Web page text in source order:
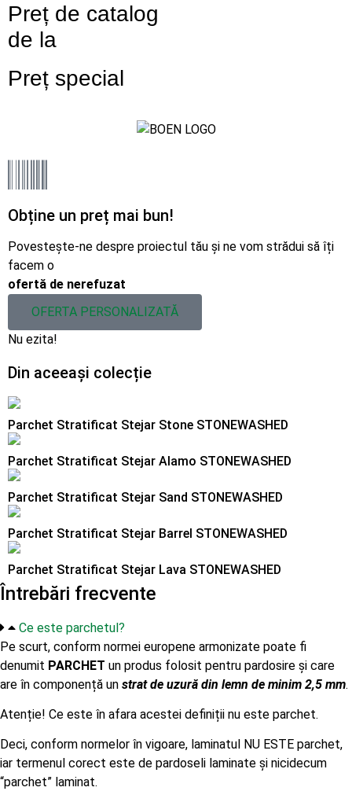
Preț de catalog
de la
Preț special
Obține un preț mai bun!
Povestește-ne despre proiectul tău și ne vom strădui să îți
facem o
ofertă de nerefuzat
OFERTA PERSONALIZATĂ
Nu ezita!
Din aceeași colecție
Parchet Stratificat Stejar Stone STONEWASHED
Parchet Stratificat Stejar Alamo STONEWASHED
Parchet Stratificat Stejar Sand STONEWASHED
Parchet Stratificat Stejar Barrel STONEWASHED
Parchet Stratificat Stejar Lava STONEWASHED
Întrebări frecvente
Ce este parchetul?
Pe scurt, conform normei europene armonizate poate fi
denumit PARCHET un produs folosit pentru pardosire și care
are în componență un strat de uzură din lemn de minim 2,5 mm.
Atenție! Ce este în afara acestei definiții nu este parchet.
Deci, conform normelor în vigoare, laminatul NU ESTE parchet,
iar termenul corect este de pardoseli laminate și nicidecum
“parchet” laminat.